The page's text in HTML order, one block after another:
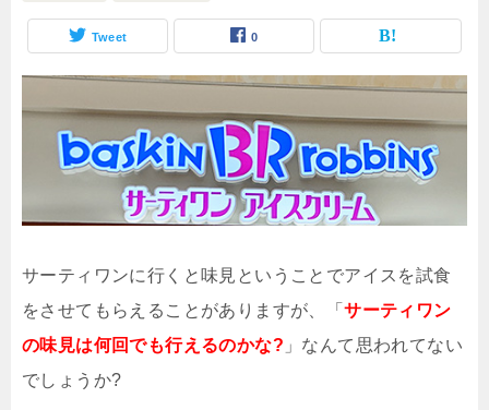
Tweet 0
サーティワンに行くと味見ということでアイスを試食
をさせてもらえることがありますが、「サーティワン
の味見は何回でも行えるのかな? 」なんて思われてない
でしょうか?